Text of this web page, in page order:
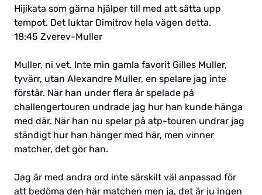
Hijikata som gärna hjälper till med att sätta upp
tempot. Det luktar Dimitrov hela vägen detta.
18:45 Zverev-Muller
Muller, ni vet. Inte min gamla favorit Gilles Muller,
tyvärr, utan Alexandre Muller, en spelare jag inte
förstår. När han under flera år spelade på
challengertouren undrade jag hur han kunde hänga
med där. När han nu spelar på atp-touren undrar jag
ständigt hur han hänger med här, men vinner
matcher, det gör han.
Jag är med andra ord inte särskilt väl anpassad för
att bedöma den här matchen men ja, det är ju ingen